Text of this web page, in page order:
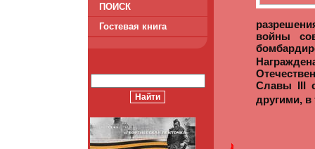
ПОИСК
Гостевая книга
войны
Славы III
другими,